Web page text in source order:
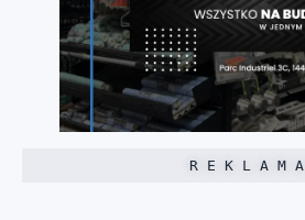
R E K L A M A